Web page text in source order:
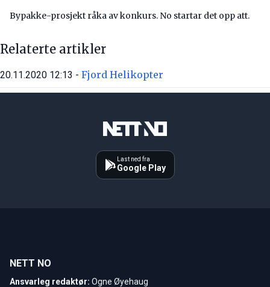
Bypakke-prosjekt råka av konkurs. No startar det opp att.
Relaterte artikler
20.11.2020 12:13 - Fjord Helikopter
Last ned fra
Google Play
NETT NO
Ansvarleg redaktør: Ogne Øyehaug